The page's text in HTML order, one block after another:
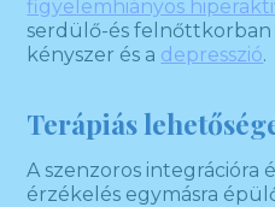
figyelemhiányos
serdülő-és felnőttkorban
kényszer és a depresszió.
Terápiás
A szenzoros integrációra
érzékelés egymásra